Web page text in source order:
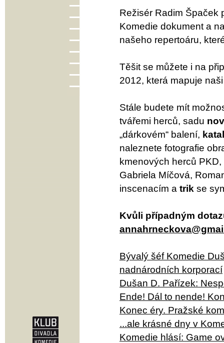
Režisér Radim Špaček
Komedie dokument a
našeho repertoáru,
Těšit se můžete i na
2012, která mapuje
Stále budete mít
tvářemi herců, sadu
„dárkovém“ balení,
naleznete fotografie
kmenových herců
Gabriela Míčová,
inscenacím a trik se
Kvůli případným
Bývalý šéf Komedie
nadnárodních korporací
Dušan D. Pařízek:
Ende! Dál to nende!
Konec éry. Pražské
...ale krásné dny v
Komedie hlásí: Game